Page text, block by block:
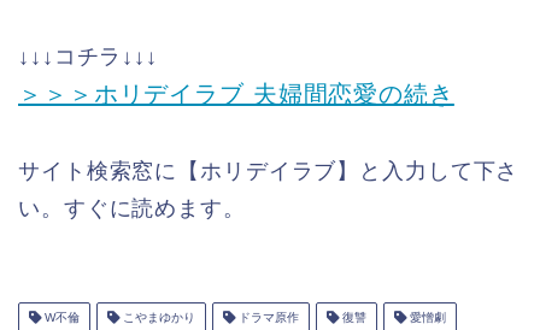
↓↓↓コチラ↓↓↓
＞＞＞ホリデイラブ 夫婦間恋愛の続き
サイト検索窓に【ホリデイラブ】と入力して下さ
い。すぐに読めます。
W不倫 こやまゆかり ドラマ原作 復讐 愛憎劇